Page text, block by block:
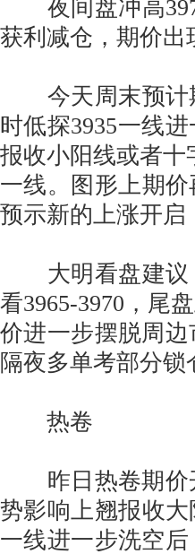
夜间盘冲高
获利减仓，期价出
今天周末预计
时低探3935一线
报收小阳线或者十
一线。图形上期
预示新的上涨开启
大明看盘建议
看3965-3970，尾
价进一步摆脱周
隔夜多单考部分锁
热卷
昨日热卷期价
势影响上翘报收
一线进一步洗空